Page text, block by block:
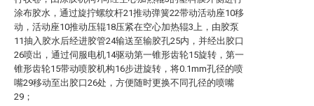
涂布胶水，通过旋拧螺纹杆21推动弹簧22带动活动座10移
动，活动座10推动压辊18压紧在空心加热辊3上，由胶泵
11抽入胶水后经进胶管24输送至输胶孔25内，并经出胶口
26喷出，通过伺服电机14驱动第一锥形齿轮15旋转，第一
锥形齿轮15带动喷胶机构16步进旋转，将0.1mm孔径的喷
嘴29移动至出胶口26处，方便随时更换不同孔径的喷嘴
29；